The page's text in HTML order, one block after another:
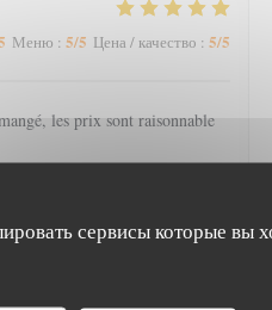
сервисы которые вы
Меню : 5/5 Цена / качество : 5/5
les prix sont raisonnable